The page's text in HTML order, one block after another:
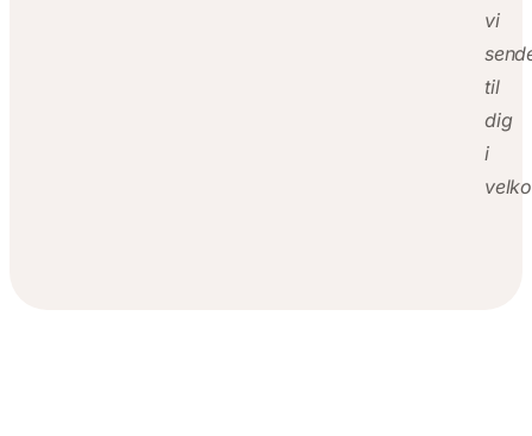
vi
til
dig
i